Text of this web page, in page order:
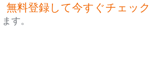
無料登録して今すぐチェック
す。